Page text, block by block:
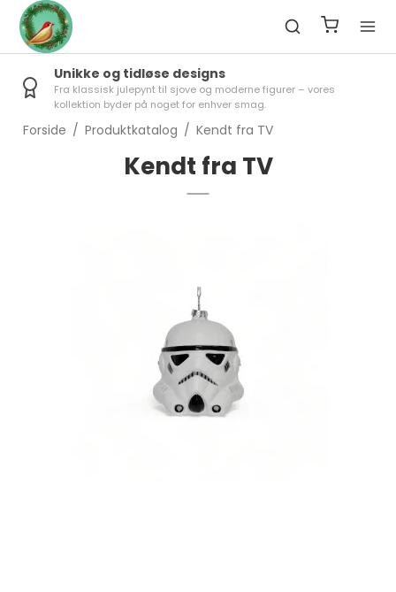
Unikke og tidløse designs
Fra klassisk julepynt til sjove og moderne figurer – vores
kollektion byder på noget for enhver smag.
Forside / Produktkatalog / Kendt fra TV
Kendt fra TV